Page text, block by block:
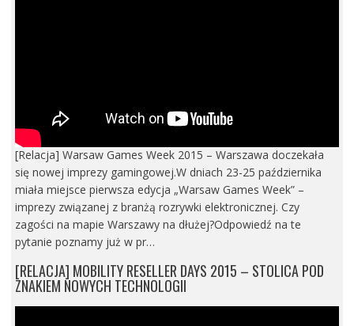
[Relacja] Warsaw Games Week 2015 – Warszawa doczekała
się nowej imprezy gamingowej.W dniach 23-25 października
miała miejsce pierwsza edycja „Warsaw Games Week” –
imprezy związanej z branżą rozrywki elektronicznej. Czy
zagości na mapie Warszawy na dłużej?Odpowiedź na te
pytanie poznamy już w pr…
[RELACJA] MOBILITY RESELLER DAYS 2015 – STOLICA POD
ZNAKIEM NOWYCH TECHNOLOGII